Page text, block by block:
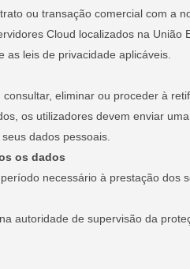
ou transação comercial com a
Cloud localizados na
leis de privacidade aplicáveis.
eliminar ou proceder à
os utilizadores devem enviar
dados pessoais.
os dados
necessário à prestação dos
autoridade de supervisão da